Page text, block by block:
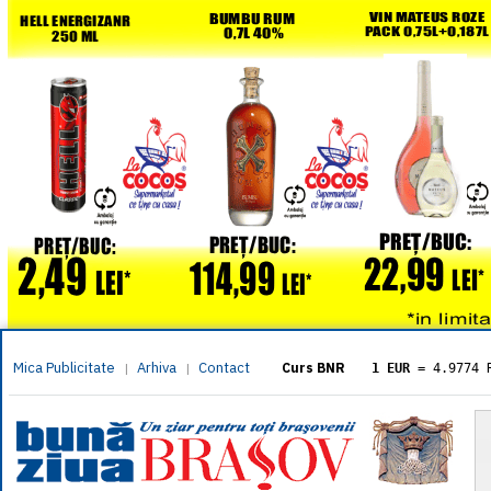
Mica Publicitate | Arhiva | Contact Curs BNR 1 EUR = 4.9774
= 5.8304
1 XAU= 464.4611
1 AED= 1.1933
1 AUD= 2.7957
1 BGN= 2.5449